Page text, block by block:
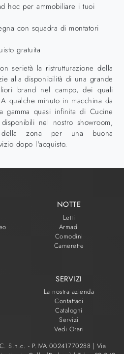
hoc per ammobiliare i tuoi
con squadra di montatori
gratuita
serietà la ristrutturazione della
alla disponibilità di una grande
brand nel campo, dei quali
qualche minuto in macchina da
gamma quasi infinita di Cucine
nel nostro showroom,
zona per una buona
dopo l'acquisto.
NOTTE
Letti
Armadi
Comodini
Camerette
SERVIZI
La nostra azienda
Contattaci
Cataloghi
Servizi
Vedi Orari
S.n.c. - P.IVA 00241770288 | Via